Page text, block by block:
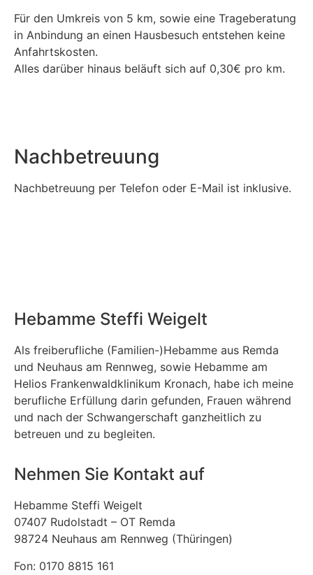
Für den Umkreis von 5 km, sowie eine Trageberatung
in Anbindung an einen Hausbesuch entstehen keine
Anfahrtskosten.
Alles darüber hinaus beläuft sich auf 0,30€ pro km.
Nachbetreuung
Nachbetreuung per Telefon oder E-Mail ist inklusive.
Hebamme Steffi Weigelt
Als freiberufliche (Familien-)Hebamme aus Remda
und Neuhaus am Rennweg, sowie Hebamme am
Helios Frankenwaldklinikum Kronach, habe ich meine
berufliche Erfüllung darin gefunden, Frauen während
und nach der Schwangerschaft ganzheitlich zu
betreuen und zu begleiten.
Nehmen Sie Kontakt auf
Hebamme Steffi Weigelt
07407 Rudolstadt – OT Remda
98724 Neuhaus am Rennweg (Thüringen)
Fon: 0170 8815 161